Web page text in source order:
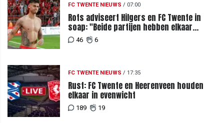
FC TWENTE NIEUWS / 07:00
Rots adviseert Hilgers en FC Twente in
soap: "Beide partijen hebben elkaar
teleurgesteld"
46 6
FC TWENTE NIEUWS / 17:35
Rust: FC Twente en Heerenveen houden
elkaar in evenwicht
189 19